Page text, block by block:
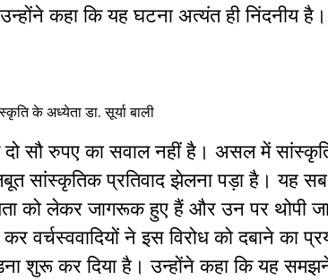
कहा कि यह घटना अत्यंत ही निंदनीय है।
के अध्येता डा. सूर्या बाली
दो सौ रुपए का सवाल नहीं है। असल में
सांस्कृतिक प्रतिवाद झेलना पड़ा है। यह
को लेकर जागरूक हुए हैं और उन पर थोपी जा
वर्चस्ववादियों ने इस विरोध को दबाने का
शुरू कर दिया है। उन्होंने कहा कि यह